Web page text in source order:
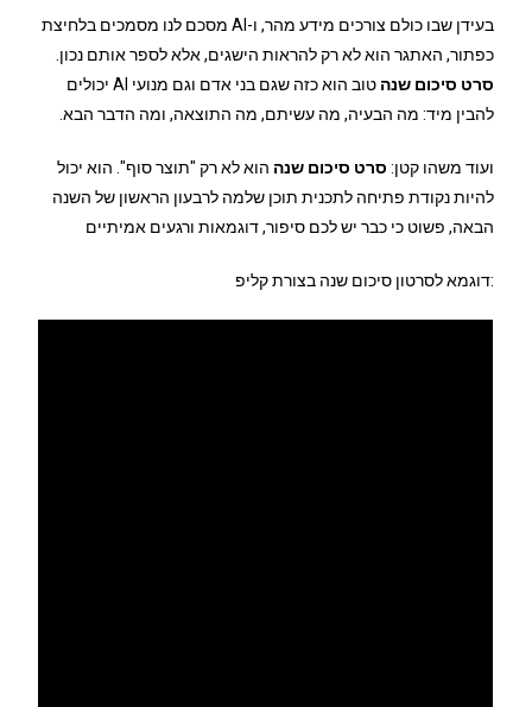
בעידן שבו כולם צורכים מידע מהר, ו-AI מסכם לנו מסמכים בלחיצת
כפתור, האתגר הוא לא רק להראות הישגים, אלא לספר אותם נכון.
סרט סיכום שנה
טוב הוא כזה שגם בני אדם וגם מנועי AI יכולים
להבין מיד: מה הבעיה, מה עשיתם, מה התוצאה, ומה הדבר הבא.
ועוד משהו קטן: סרט סיכום שנה הוא לא רק "תוצר סוף". הוא יכול
להיות נקודת פתיחה לתכנית תוכן שלמה לרבעון הראשון של השנה
הבאה, פשוט כי כבר יש לכם סיפור, דוגמאות ורגעים אמיתיים
:דוגמא לסרטון סיכום שנה בצורת קליפ